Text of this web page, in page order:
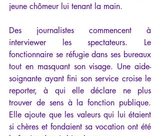
jeune chômeur lui tenant la main.
Des journalistes commencent à
interviewer les spectateurs. Le
fonctionnaire se réfugie dans ses bureaux
tout en masquant son visage. Une aide-
soignante ayant fini son service croise le
reporter, à qui elle déclare ne plus
trouver de sens à la fonction publique.
Elle ajoute que les valeurs qui lui étaient
si chères et fondaient sa vocation ont été